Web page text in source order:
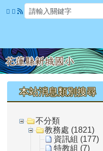
跳至主內容區
花蓮縣新城國小
上中區域內容
本站消息類別搜尋
不分類
教務處 (1821)
資訊組 (177)
特教組 (7)
頁尾區域